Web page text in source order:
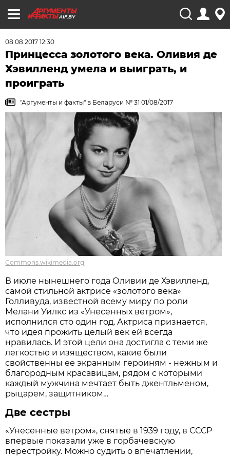
AIF.BY
08.08.2017 12:30
Принцесса золотого века. Оливия де
Хэвилленд умела и выиграть, и
проиграть
"Аргументы и факты" в Беларуси № 31 01/08/2017
Commons.wikimedia.org
В июле нынешнего года Оливии де Хэвилленд,
самой стильной актрисе «золотого века»
Голливуда, известной всему миру по роли
Мелани Уилкс из «Унесенных ветром»,
исполнился сто один год. Актриса признается,
что идея прожить целый век ей всегда
нравилась. И этой цели она достигла с теми же
легкостью и изяществом, какие были
свойственны ее экранным героиням - нежным и
благородным красавицам, рядом с которыми
каждый мужчина мечтает быть джентльменом,
рыцарем, защитником…
Две сестры
«Унесенные ветром», снятые в 1939 году, в СССР
впервые показали уже в горбачевскую
перестройку. Можно судить о впечатлении,